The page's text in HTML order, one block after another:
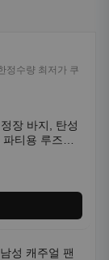
정수량 최저가 쿠
장 바지, 탄성
티용 루즈핏
주얼 정장 의
성 캐주얼 팬